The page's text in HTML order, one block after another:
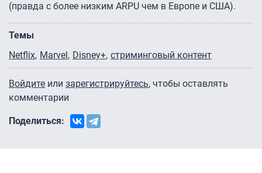
(правда с более низким ARPU чем в Европе и США).
Темы
Netflix Marvel Disney+ стриминговый контент
Войдите или зарегистрируйтесь, чтобы оставлять
комментарии
Поделиться: